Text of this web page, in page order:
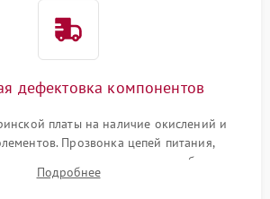
дефектовка компонентов
платы на наличие окислений и
Прозвонка цепей питания,
приводных моторов колес и турбины
состояния оптических и инфракрасных
Подробнее